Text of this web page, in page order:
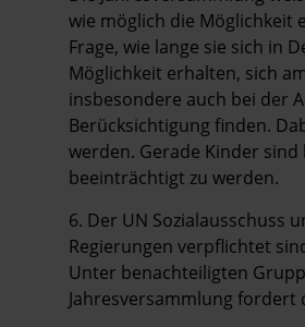
wie möglich die Möglichkeit
Frage, wie lange sie sich in
Möglichkeit erhalten, sich
insbesondere auch bei der
Berücksichtigung finden.
werden. Gerade Kinder
beeinträchtigt zu werden.
6. Der UN Sozialausschuss
Regierungen verpflichtet
Unter benachteiligten
Jahresversammlung fordert